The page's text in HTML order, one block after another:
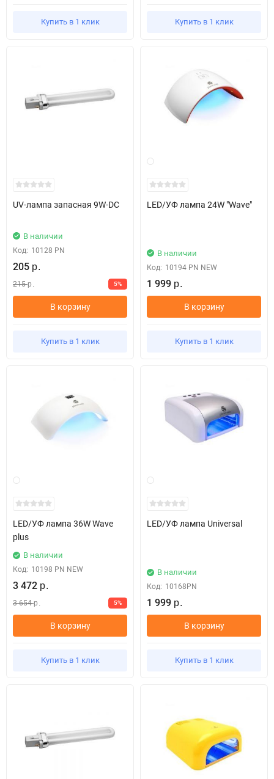
Купить в 1 клик Купить в 1 клик
UV-лампа запасная 9W-DC
В наличии
Код: 10128 PN
205 р.
215р. 5%
В корзину
Купить в 1 клик
LED/УФ лампа 24W "Wave"
В наличии
Код: 10194 PN NEW
1 999 р.
В корзину
Купить в 1 клик
LED/УФ лампа 36W Wave
plus
В наличии
Код: 10198 PN NEW
3 472 р.
3 654 р. 5%
В корзину
Купить в 1 клик
LED/УФ лампа Universal
В наличии
Код: 10168PN
1 999 р.
В корзину
Купить в 1 клик